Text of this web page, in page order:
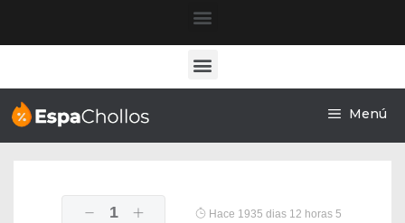
Menú
1
Hace 1935 dias 12 horas 5